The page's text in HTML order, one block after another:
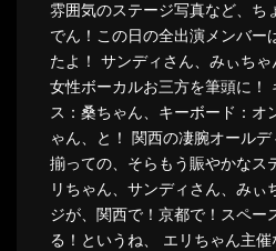
雰囲気のステージ写真など、ち
でん！この日の全出演メンバー
たよ！ サンディさん、みぃち
女性ボーカルお三方を筆頭に！
ス：桑ちゃん、キーボード：オ
ゃん、と！ 関西の凄腕オール
揃っての、そらもう賑やかなス
リちゃん、サンディさん、みぃ
ジが、関西で！京都で！スペー
る！というね、 エリちゃん主